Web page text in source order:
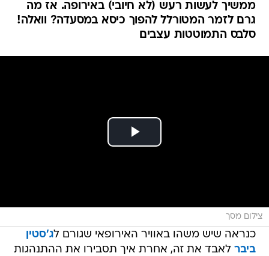
ממשיך לעשות רעש (לא חיובי) באירופה. אז מה
גרם לזמר המטורלל להפוך כיסא במסעדה? וואלה!
סלבס התמוטטות עצבים
צילום מסך
כנראה שיש משהו באוויר האירופאי שגורם לג'סטין
ביבר לאבד את זה, אחרת איך תסבירו את ההתנהגות